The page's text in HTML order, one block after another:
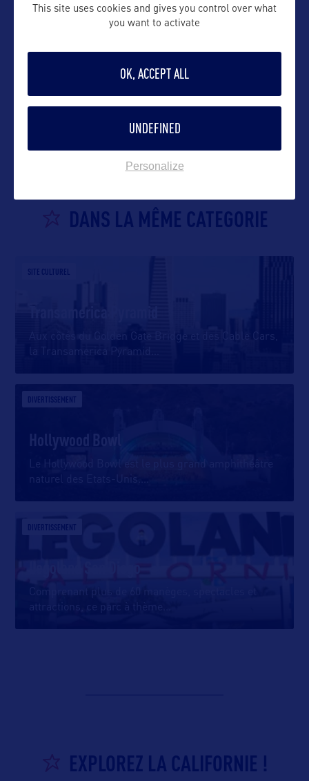
DANS LA MÊME CATEGORIE
SITE CULTUREL
Aux côtés du Golden Gate Bridge et des Cable Cars,
la Transamerica Pyramid
DIVERTISSEMENT
Hollywood Bowl
Le Hollywood Bowl est le plus grand amphithéâtre
naturel des Etats-Unis.
DIVERTISSEMENT
Comprenant plus de 60 manèges, spectacles et
attractions, ce parc à thème
EXPLOREZ LA CALIFORNIE !
This site uses cookies and gives you control over what
you want to activate
OK, ACCEPT ALL
UNDEFINED
Personalize